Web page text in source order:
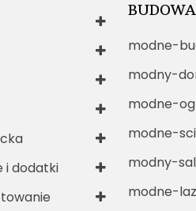
i dodatki
modne-
modny-
modne-
modne-
modny-
modne-